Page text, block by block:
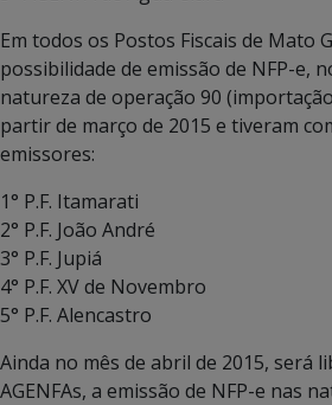
Em todos os Postos Fiscais de Mato
possibilidade de emissão de NFP-e,
natureza de operação 90
partir de março de 2015 e tiveram
emissores:
1° P.F. Itamarati
2° P.F. João André
3° P.F. Jupiá
4° P.F. XV de Novembro
5° P.F. Alencastro
Ainda no mês de abril de 2015, será
AGENFAs, a emissão de NFP-e nas